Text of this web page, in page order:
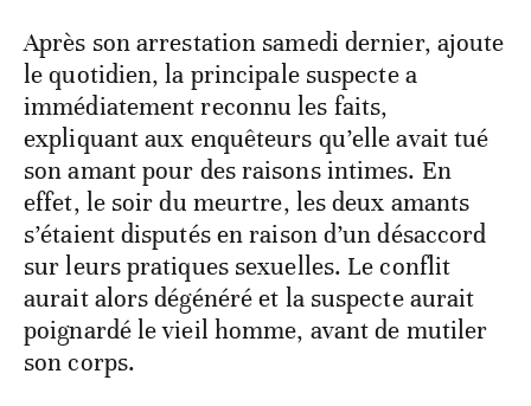
Après son arrestation samedi dernier, ajoute
le quotidien, la principale suspecte a
immédiatement reconnu les faits,
expliquant aux enquêteurs qu’elle avait tué
son amant pour des raisons intimes. En
effet, le soir du meurtre, les deux amants
s’étaient disputés en raison d’un désaccord
sur leurs pratiques sexuelles. Le conflit
aurait alors dégénéré et la suspecte aurait
poignardé le vieil homme, avant de mutiler
son corps.